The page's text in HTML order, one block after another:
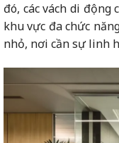
đó, các vách di
khu vực đa chức
nhỏ, nơi cần sự linh